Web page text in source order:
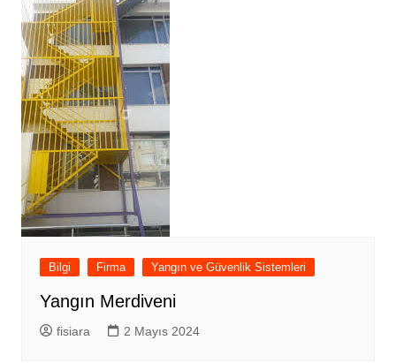
Bilgi Firma Yangın ve Güvenlik Sistemleri
Yangın Merdiveni
fisiara 2 Mayıs 2024